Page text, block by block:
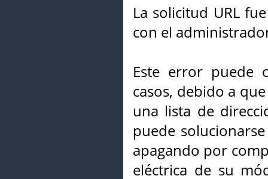
La solicitud URL
con el
Este error puede
casos, debido a
una lista de
puede
apagando por
eléctrica de su